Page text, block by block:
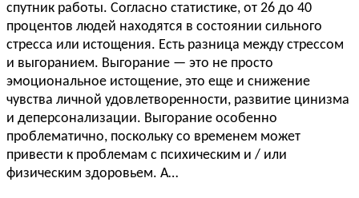
спутник работы. Согласно статистике, от 26 до 40
процентов людей находятся в состоянии сильного
стресса или истощения. Есть разница между стрессом
и выгоранием. Выгорание — это не просто
эмоциональное истощение, это еще и снижение
чувства личной удовлетворенности, развитие цинизма
и деперсонализации. Выгорание особенно
проблематично, поскольку со временем может
привести к проблемам с психическим и / или
физическим здоровьем. А…